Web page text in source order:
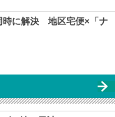
時に解決 地区宅便×「ナ